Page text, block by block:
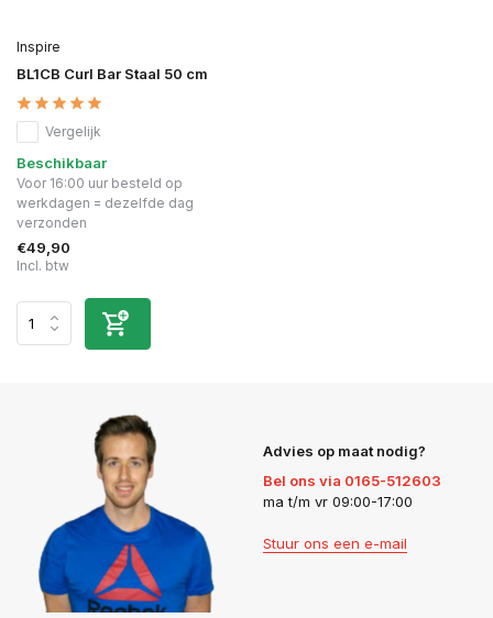
Inspire
BL1CB Curl Bar Staal 50 cm
Vergelijk
Beschikbaar
Voor 16:00 uur besteld op
werkdagen = dezelfde dag
verzonden
€49,90
Incl. btw
Advies op maat nodig?
Bel ons via 0165-512603
ma t/m vr 09:00-17:00
Stuur ons een e-mail